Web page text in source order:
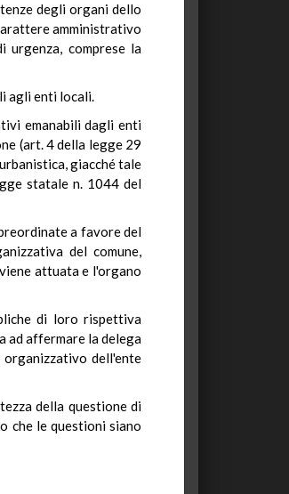
degli organi dello
amministrativo
urgenza, comprese la
agli enti locali.
emanabili dagli enti
(art. 4 della legge 29
giacché tale
statale n. 1044 del
a favore del
del comune,
attuata e l'organo
di loro rispettiva
ad affermare la delega
organizzativo dell'ente
della questione di
che le questioni siano